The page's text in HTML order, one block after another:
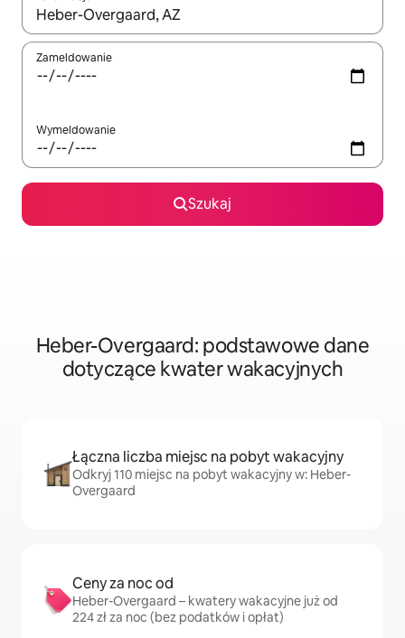
Gdy wyniki będą dostępne, możesz poruszać się po nich za
Zameldowanie
Wymeldowanie
Szukaj
Heber-Overgaard: podstawowe dane
dotyczące kwater wakacyjnych
Łączna liczba miejsc na pobyt wakacyjny
Odkryj 110 miejsc na pobyt wakacyjny w: Heber-
Overgaard
Ceny za noc od
Heber-Overgaard – kwatery wakacyjne już od
224 zł za noc (bez podatków i opłat)